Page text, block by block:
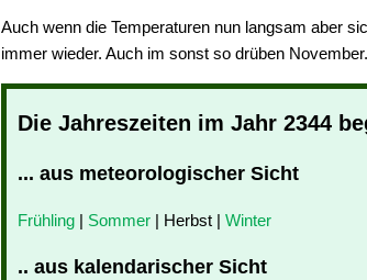
Auch wenn die Temperaturen nun langsam aber
immer wieder. Auch im sonst so drüben November.
Die Jahreszeiten im Jahr 2344
... aus meteorologischer Sicht
Frühling | Sommer | Herbst | Winter
.. aus kalendarischer Sicht